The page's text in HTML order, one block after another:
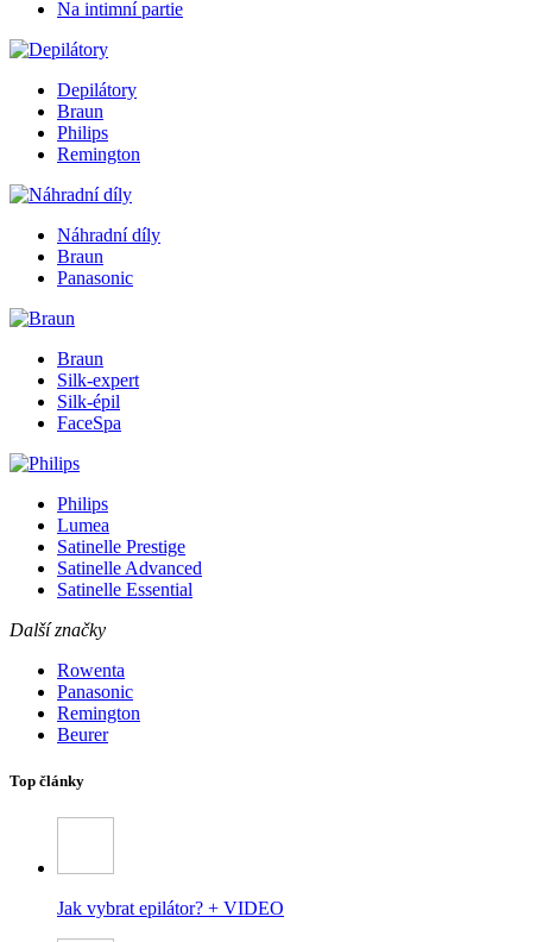
Na intimní partie
Depilátory
Braun
Philips
Remington
Náhradní díly
Braun
Panasonic
Braun
Silk-expert
Silk-épil
FaceSpa
Philips
Lumea
Satinelle Prestige
Satinelle Advanced
Satinelle Essential
Další značky
Rowenta
Panasonic
Remington
Beurer
Top články
Jak vybrat epilátor? + VIDEO